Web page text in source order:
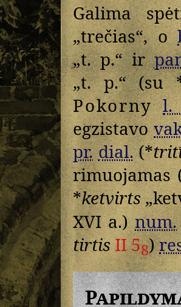
Galima
„trečias“, o
„t. p.“ ir
„t. p.“ (su
Pokorny l.
egzistavo
pr. dial.(*
rimuojamas
*ketvirts
XVI a.)num.
tirtisII 58)